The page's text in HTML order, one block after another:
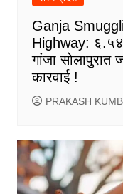
Ganja
Highway: ६.५४
गांजा
कारवाई !
PRAKASH